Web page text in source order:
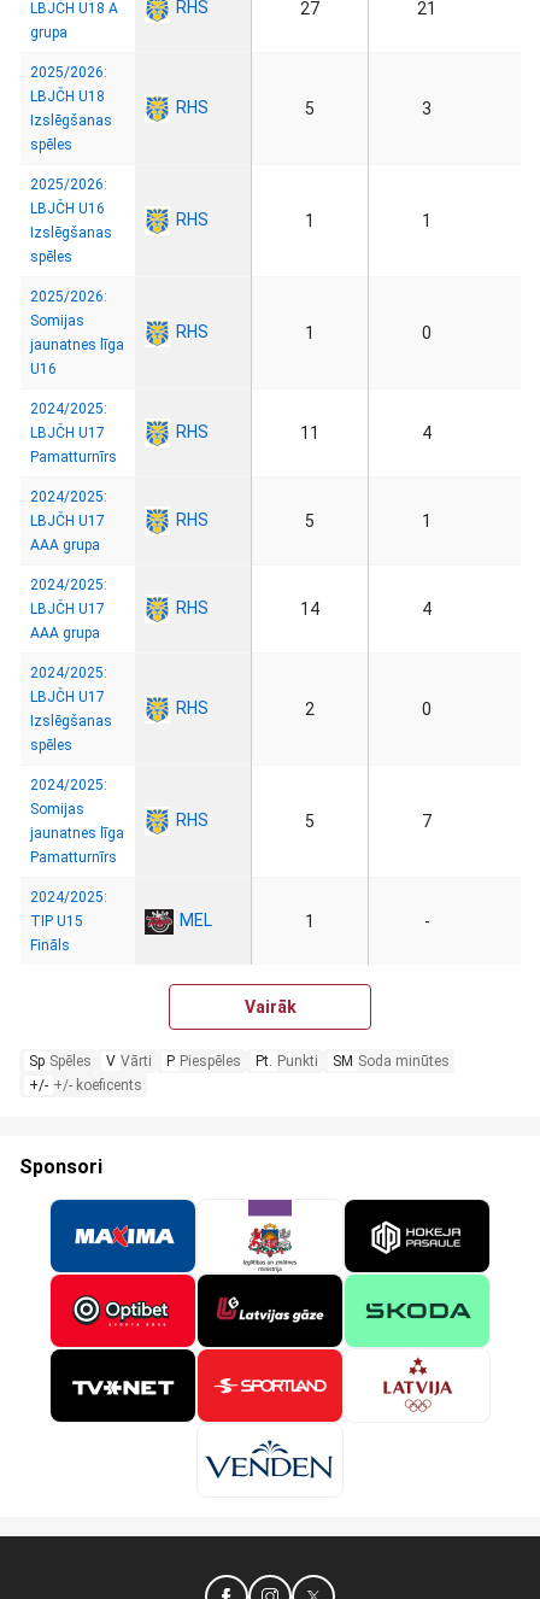
LBJČH U18 A
grupa
RHS 27 21
2025/2026:
LBJČH U18
Izslēgšanas
spēles
RHS 5 3
2025/2026:
LBJČH U16
Izslēgšanas
spēles
RHS 1 1
2025/2026:
Somijas
jaunatnes līga
U16
RHS 1 0
2024/2025:
LBJČH U17
Pamatturnīrs
RHS 11 4
2024/2025:
LBJČH U17
AAA grupa
RHS 5 1
2024/2025:
LBJČH U17
AAA grupa
RHS 14 4
2024/2025:
LBJČH U17
Izslēgšanas
spēles
RHS 2 0
2024/2025:
Somijas
jaunatnes līga
Pamatturnīrs
RHS 5 7
2024/2025:
TIP U15
Fināls
MEL 1 -
Vairāk
Sp Spēles V Vārti P Piespēles Pt. Punkti SM Soda minūtes
+/- +/- koeficents
Sponsori